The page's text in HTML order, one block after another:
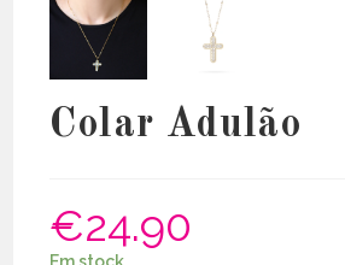
Colar Adulão
€24.90